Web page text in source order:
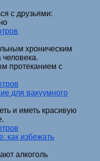
с друзьями:
хроническим
протеканием с
для вакуумного
и иметь красивую
как избежать
алкоголь